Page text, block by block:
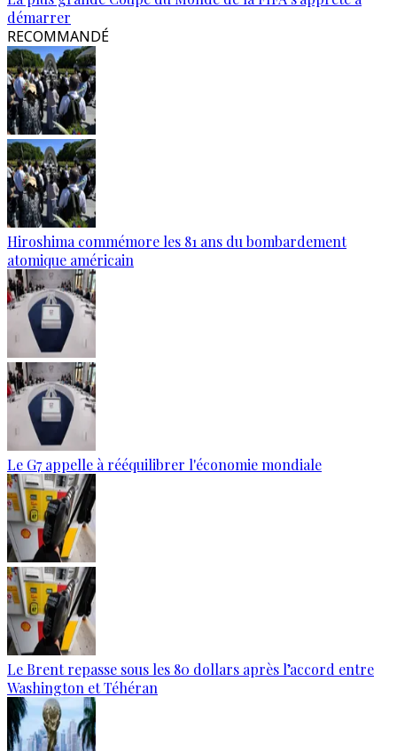
démarrer
RECOMMANDÉ
Hiroshima commémore les 81 ans du bombardement
atomique américain
Le G7 appelle à rééquilibrer l'économie mondiale
Le Brent repasse sous les 80 dollars après l’accord entre
Washington et Téhéran